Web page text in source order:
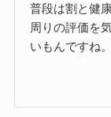
普段は割と健
周りの評価を
いもんですね。